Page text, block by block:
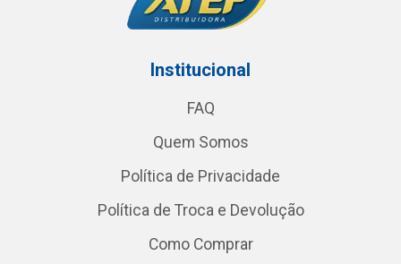
Institucional
FAQ
Quem Somos
Política de Privacidade
Política de Troca e Devolução
Como Comprar